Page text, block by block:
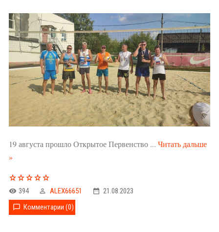
19 августа прошло Открытое Первенство ... Читать дальше
»
394 ALEX66651
21.08.2023
Комментарии (0)